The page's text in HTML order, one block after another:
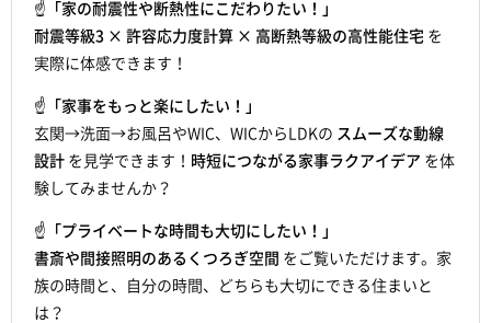
☝ 「家の耐震性や断熱性にこだわりたい！」
耐震等級3 × 許容応力度計算 × 高断熱等級の高性能住宅 を
実際に体感できます！
☝ 「家事をもっと楽にしたい！」
玄関→洗面→お風呂やWIC、WICからLDKの スムーズな動線
設計 を見学できます！ 時短につながる家事ラクアイデア を体
験してみませんか？
☝ 「プライベートな時間も大切にしたい！」
書斎や間接照明のあるくつろぎ空間 をご覧いただけます。家
族の時間と、自分の時間、どちらも大切にできる住まいと
は？